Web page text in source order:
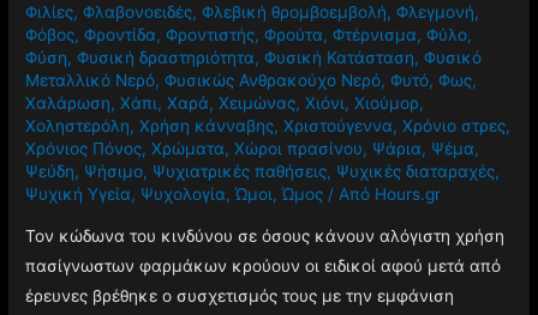
Φιλίες,Φλαβονοειδές,Φλεβική θρομβοεμβολή,Φλεγμονή,
Φόβος,Φροντίδα,Φροντιστής,Φρούτα,Φτέρνισμα,Φύλο,
Φύση,Φυσική δραστηριότητα,Φυσική Κατάσταση,Φυσικό
Μεταλλικό Νερό,Φυσικώς Ανθρακούχο Νερό,Φυτό,Φως,
Χαλάρωση,Χάπι,Χαρά,Χειμώνας,Χιόνι,Χιούμορ,
Χοληστερόλη,Χρήση κάνναβης,Χριστούγεννα,Χρόνιο στρες,
Χρόνιος Πόνος,Χρώματα,Χώροι πρασίνου, Ψάρια, Ψέμα,
Ψεύδη, Ψήσιμο, Ψυχιατρικές παθήσεις, Ψυχικές διαταραχές,
Ψυχική Υγεία, Ψυχολογία,Ώμοι,Ώμος / Από Hours.gr
Τον κώδωνα του κινδύνου σε όσους κάνουν αλόγιστη χρήση
πασίγνωστων φαρμάκων κρούουν οι ειδικοί αφού μετά από
έρευνες βρέθηκε ο συσχετισμός τους με την εμφάνιση